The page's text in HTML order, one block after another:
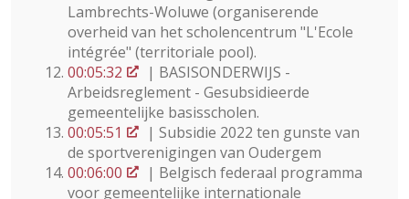
Lambrechts-Woluwe (organiserende
overheid van het scholencentrum "L'Ecole
intégrée" (territoriale pool).
00:05:32
| BASISONDERWIJS -
Arbeidsreglement - Gesubsidieerde
gemeentelijke basisscholen.
00:05:51
| Subsidie 2022 ten gunste van
de sportverenigingen van Oudergem
00:06:00
| Belgisch federaal programma
voor gemeentelijke internationale